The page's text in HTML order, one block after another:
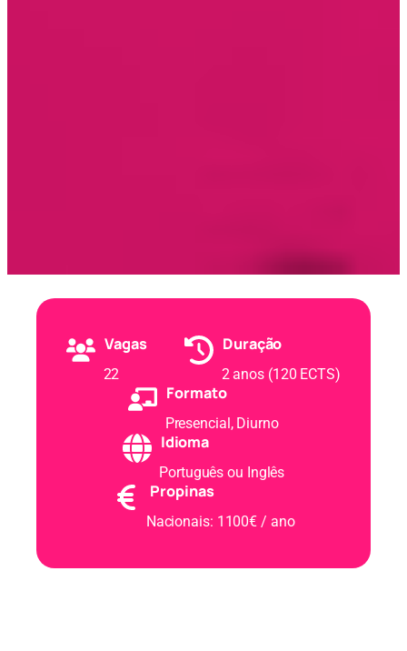
Vagas
22
Duração
2 anos (120 ECTS)
Formato
Presencial, Diurno
Idioma
Português ou Inglês
Propinas
Nacionais: 1100€ / ano